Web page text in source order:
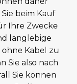
beim Kauf
Ihre Zwecke
langlebige
Kabel zu
Sie also nach
Sie können